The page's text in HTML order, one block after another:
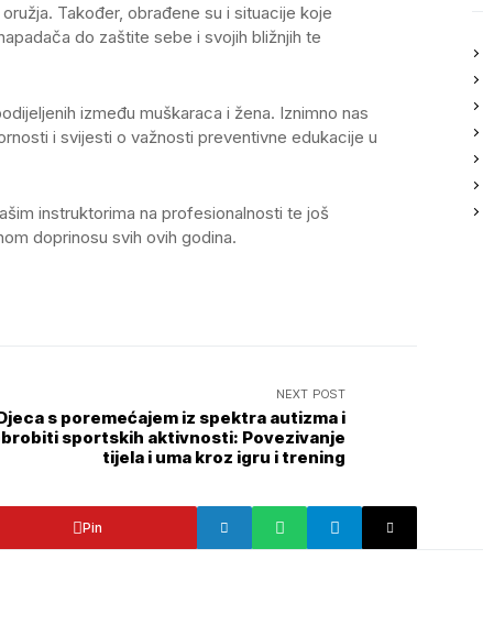
Također, obrađene su i situacije koje
do zaštite sebe i svojih bližnjih te
između muškaraca i žena. Iznimno nas
i svijesti o važnosti preventivne edukacije u
instruktorima na profesionalnosti te još
doprinosu svih ovih godina.
NEXT POST
s poremećajem iz spektra autizma i
sportskih aktivnosti: Povezivanje
tijela i uma kroz igru i trening
Pin